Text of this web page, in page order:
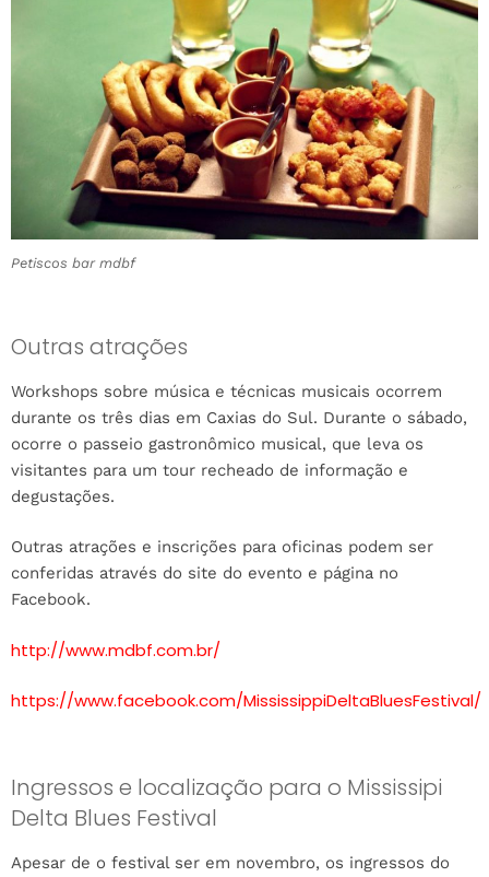
Petiscos bar mdbf
Outras atrações
Workshops sobre música e técnicas musicais ocorrem
durante os três dias em Caxias do Sul. Durante o sábado,
ocorre o passeio gastronômico musical, que leva os
visitantes para um tour recheado de informação e
degustações.
Outras atrações e inscrições para oficinas podem ser
conferidas através do site do evento e página no
Facebook.
http://www.mdbf.com.br/
https://www.facebook.com/MississippiDeltaBluesFestival/
Ingressos e localização para o Mississipi
Delta Blues Festival
Apesar de o festival ser em novembro, os ingressos do